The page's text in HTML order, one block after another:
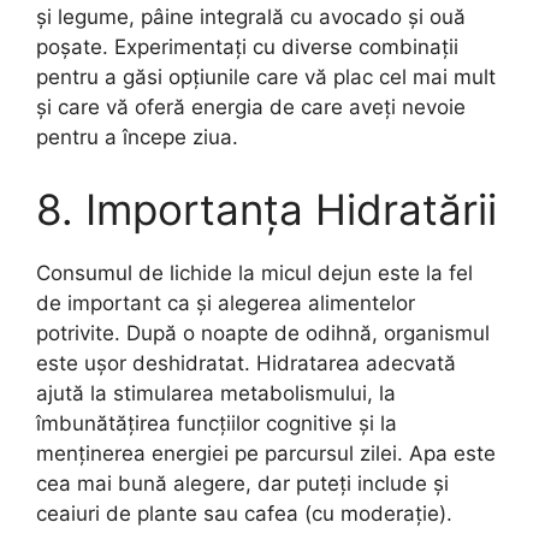
și legume, pâine integrală cu avocado și ouă
poșate. Experimentați cu diverse combinații
pentru a găsi opțiunile care vă plac cel mai mult
și care vă oferă energia de care aveți nevoie
pentru a începe ziua.
8. Importanța Hidratării
Consumul de lichide la micul dejun este la fel
de important ca și alegerea alimentelor
potrivite. După o noapte de odihnă, organismul
este ușor deshidratat. Hidratarea adecvată
ajută la stimularea metabolismului, la
îmbunătățirea funcțiilor cognitive și la
menținerea energiei pe parcursul zilei. Apa este
cea mai bună alegere, dar puteți include și
ceaiuri de plante sau cafea (cu moderație).